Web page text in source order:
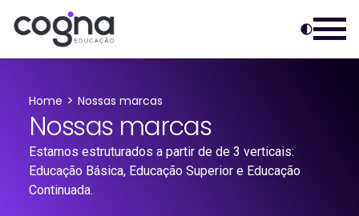
Home > Nossas marcas
Nossas marcas
Estamos estruturados a partir de de 3 verticais:
Educação Básica, Educação Superior e Educação
Continuada.